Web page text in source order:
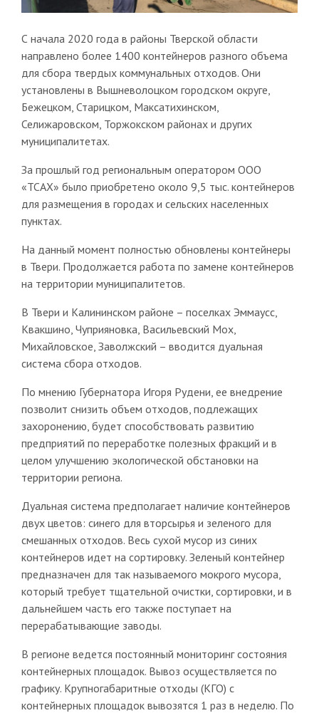
С начала 2020 года в районы Тверской области
направлено более 1400 контейнеров разного объема
для сбора твердых коммунальных отходов. Они
установлены в Вышневолоцком городском округе,
Бежецком, Старицком, Максатихинском,
Селижаровском, Торжокском районах и других
муниципалитетах.
За прошлый год региональным оператором ООО
«ТСАХ» было приобретено около 9,5 тыс. контейнеров
для размещения в городах и сельских населенных
пунктах.
На данный момент полностью обновлены контейнеры
в Твери. Продолжается работа по замене контейнеров
на территории муниципалитетов.
В Твери и Калининском районе – поселках Эммаусс,
Квакшино, Чуприяновка, Васильевский Мох,
Михайловское, Заволжский – вводится дуальная
система сбора отходов.
По мнению Губернатора Игоря Рудени, ее внедрение
позволит снизить объем отходов, подлежащих
захоронению, будет способствовать развитию
предприятий по переработке полезных фракций и в
целом улучшению экологической обстановки на
территории региона.
Дуальная система предполагает наличие контейнеров
двух цветов: синего для вторсырья и зеленого для
смешанных отходов. Весь сухой мусор из синих
контейнеров идет на сортировку. Зеленый контейнер
предназначен для так называемого мокрого мусора,
который требует тщательной очистки, сортировки, и в
дальнейшем часть его также поступает на
перерабатывающие заводы.
В регионе ведется постоянный мониторинг состояния
контейнерных площадок. Вывоз осуществляется по
графику. Крупногабаритные отходы (КГО) с
контейнерных площадок вывозятся 1 раз в неделю. По